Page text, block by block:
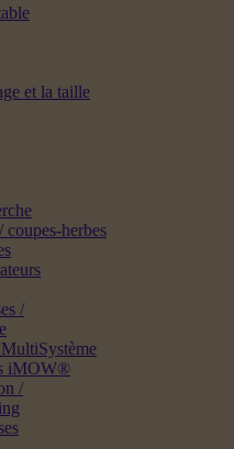
et la taille
coupes-herbes
/
iMOW®
/